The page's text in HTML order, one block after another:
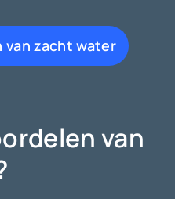
van zacht water
van